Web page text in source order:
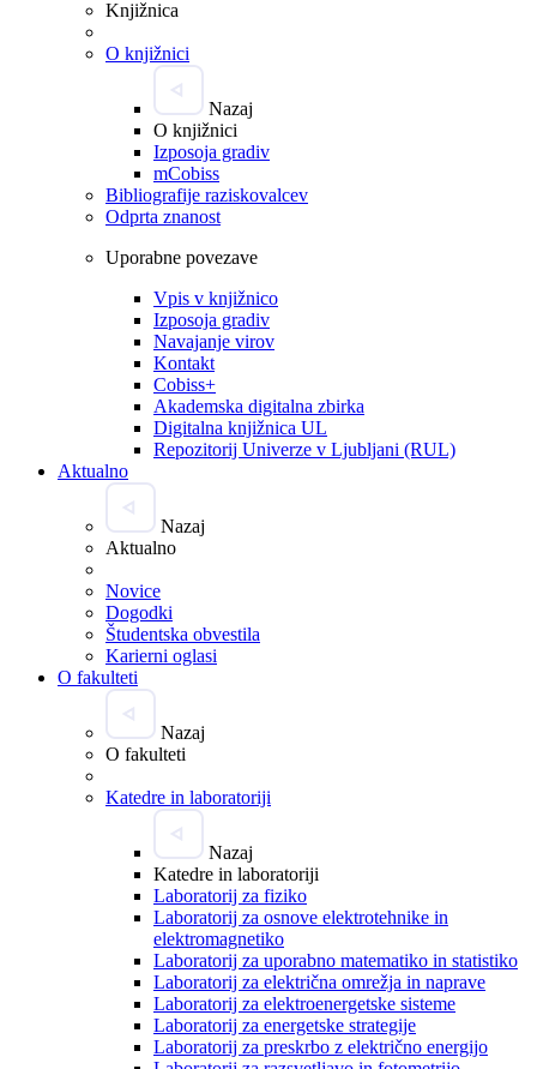
Knjižnica
O knjižnici
Nazaj
O knjižnici
Izposoja gradiv
mCobiss
Bibliografije raziskovalcev
Odprta znanost
Uporabne povezave
Vpis v knjižnico
Izposoja gradiv
Navajanje virov
Kontakt
Cobiss+
Akademska digitalna zbirka
Digitalna knjižnica UL
Repozitorij Univerze v Ljubljani (RUL)
Aktualno
Nazaj
Aktualno
Novice
Dogodki
Študentska obvestila
Karierni oglasi
O fakulteti
Nazaj
O fakulteti
Katedre in laboratoriji
Nazaj
Katedre in laboratoriji
Laboratorij za fiziko
Laboratorij za osnove elektrotehnike in
elektromagnetiko
Laboratorij za uporabno matematiko in statistiko
Laboratorij za električna omrežja in naprave
Laboratorij za elektroenergetske sisteme
Laboratorij za energetske strategije
Laboratorij za preskrbo z električno energijo